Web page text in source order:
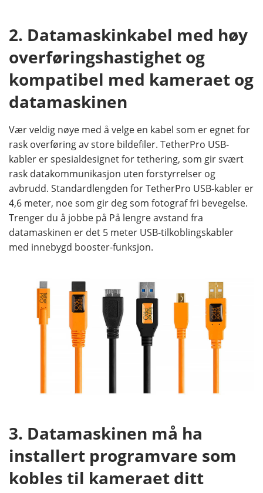
2. Datamaskinkabel med høy
overføringshastighet og
kompatibel med kameraet og
datamaskinen
Vær veldig nøye med å velge en kabel som er egnet for
rask overføring av store bildefiler. TetherPro USB-
kabler er spesialdesignet for tethering, som gir svært
rask datakommunikasjon uten forstyrrelser og
avbrudd. Standardlengden for TetherPro USB-kabler er
4,6 meter, noe som gir deg som fotograf fri bevegelse.
Trenger du å jobbe på På lengre avstand fra
datamaskinen er det 5 meter USB-tilkoblingskabler
med innebygd booster-funksjon.
3. Datamaskinen må ha
installert programvare som
kobles til kameraet ditt